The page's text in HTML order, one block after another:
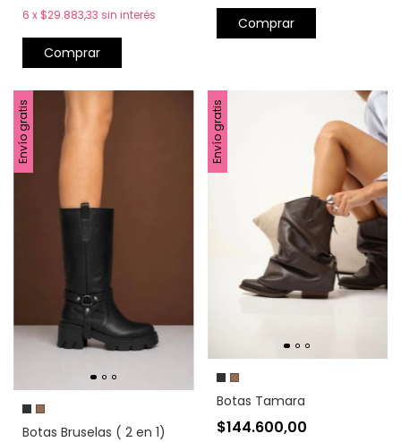
6 x $29.883,33 sin interés
Comprar
Comprar
Envío gratis
Botas Bruselas ( 2 en 1)
Envío gratis
Botas Tamara
$144.600,00